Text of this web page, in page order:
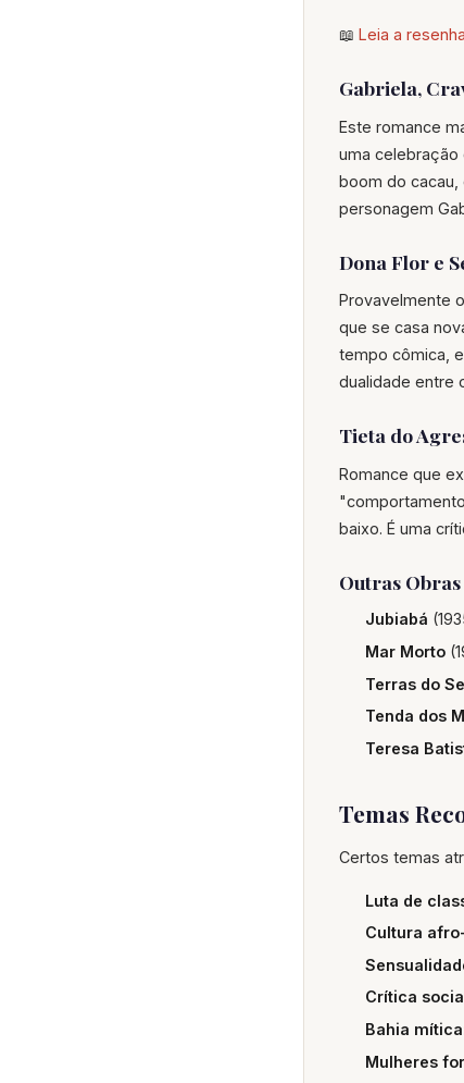
📖 Leia a
Gabriela,
Este romance
uma celebração
boom do cacau,
personagem
Dona Flor e
Provavelmente
que se casa
tempo cômica,
dualidade entre
Tieta do
Romance que
baixo. É uma
Outras
Jubiabá
Mar Morto
Terras do
Tenda dos
Teresa
Temas
Certos temas
Luta de
Cultura
Crítica
Bahia
Mulheres